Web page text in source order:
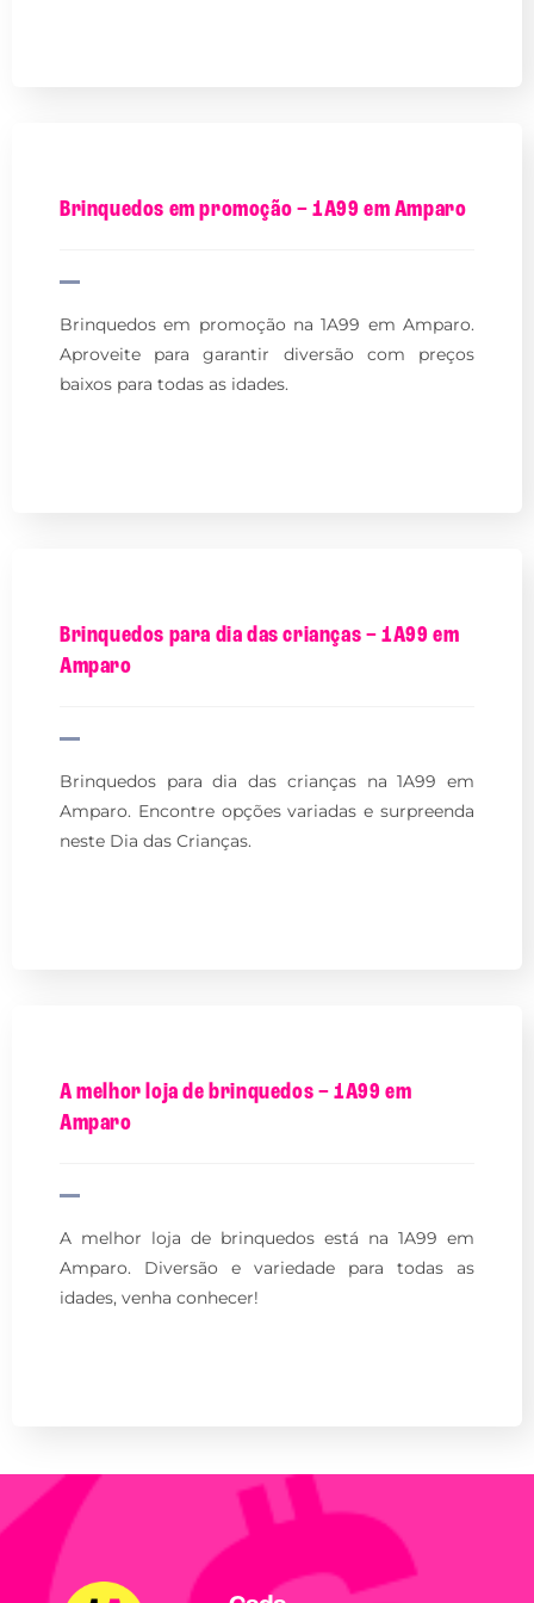
Brinquedos em promoção – 1A99 em Amparo
Brinquedos em promoção na 1A99 em Amparo.
Aproveite para garantir diversão com preços
baixos para todas as idades.
Brinquedos para dia das crianças – 1A99 em
Amparo
Brinquedos para dia das crianças na 1A99 em
Amparo. Encontre opções variadas e surpreenda
neste Dia das Crianças.
A melhor loja de brinquedos – 1A99 em
Amparo
A melhor loja de brinquedos está na 1A99 em
Amparo. Diversão e variedade para todas as
idades, venha conhecer!